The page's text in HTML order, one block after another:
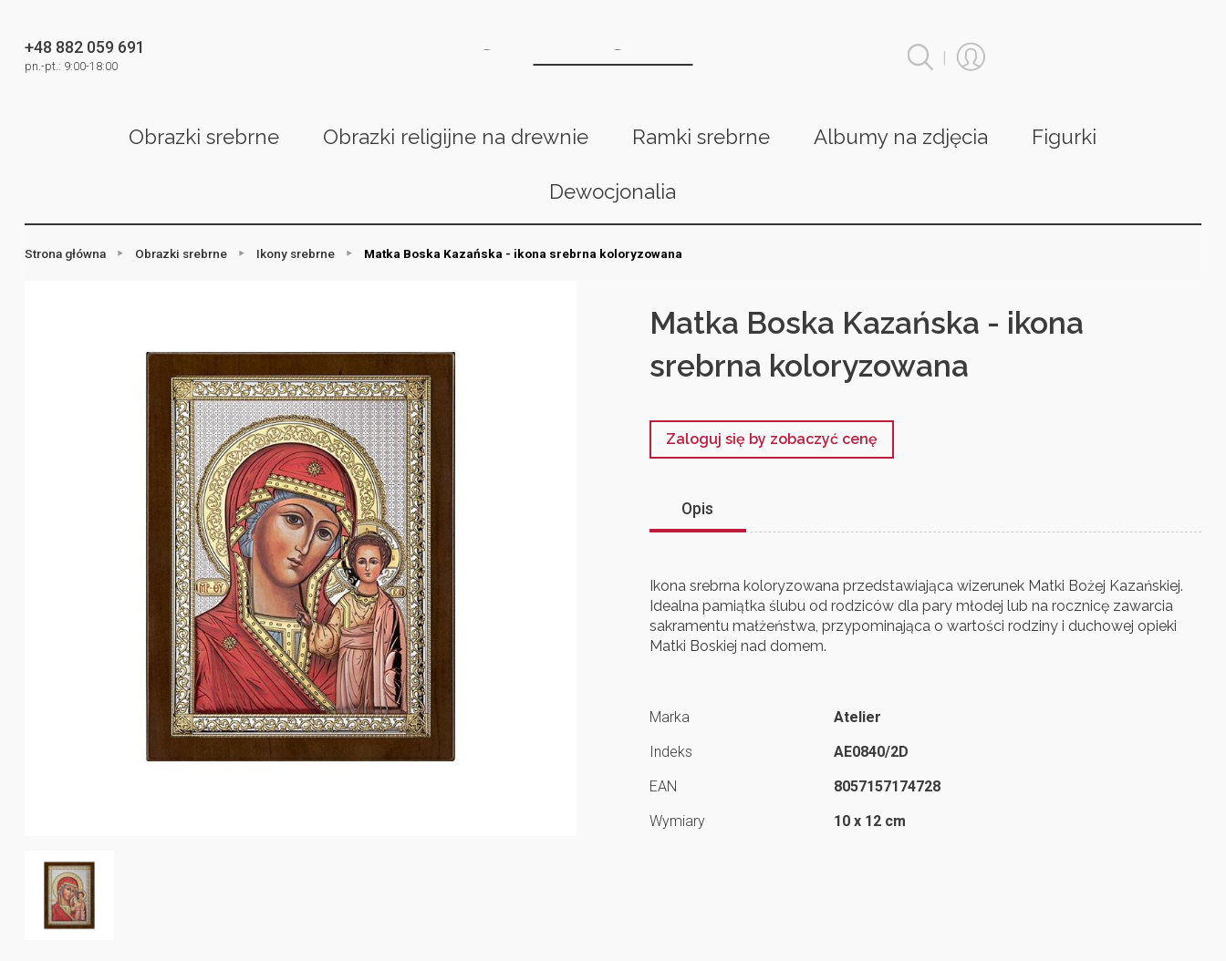
|
+48 882 059 691
pn.-pt.: 9:00-18:00
Obrazki srebrne Obrazki religijne na drewnie Ramki srebrne Albumy na zdjęcia Figurki
Dewocjonalia
Strona główna Obrazki srebrne Ikony srebrne Matka Boska Kazańska - ikona srebrna koloryzowana
Matka Boska Kazańska - ikona
srebrna koloryzowana
Zaloguj się by zobaczyć cenę
Opis
Ikona srebrna koloryzowana przedstawiająca wizerunek Matki Bożej Kazańskiej.
Idealna pamiątka ślubu od rodziców dla pary młodej lub na rocznicę zawarcia
sakramentu małżeństwa, przypominająca o wartości rodziny i duchowej opieki
Matki Boskiej nad domem.
Marka
Atelier
Indeks
AE0840/2D
EAN
8057157174728
Wymiary
10 x 12 cm